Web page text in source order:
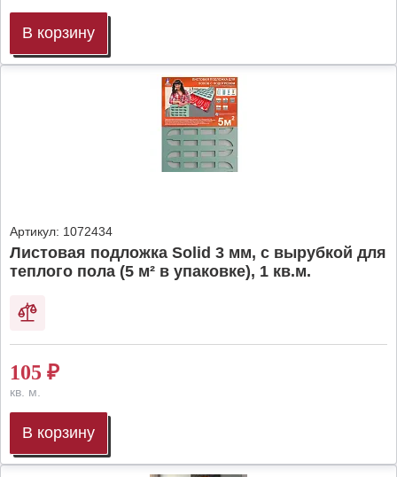
В корзину
Артикул: 1072434
Листовая подложка Solid 3 мм, с вырубкой для
теплого пола (5 м² в упаковке), 1 кв.м.
105 ₽
кв. м.
В корзину